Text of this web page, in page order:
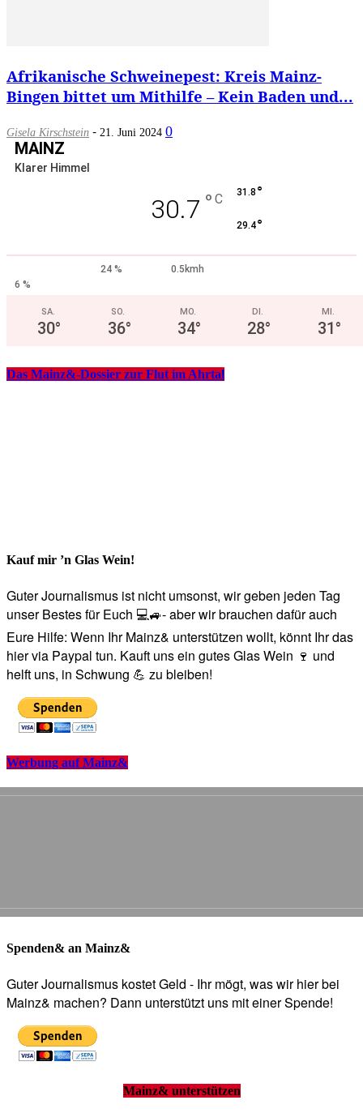
Afrikanische Schweinepest: Kreis Mainz-
Bingen bittet um Mithilfe – Kein Baden und...
Gisela Kirschstein - 21. Juni 2024 0
MAINZ
Klarer Himmel
30.7 ° C 31.8 °
29.4°
24 %
0.5kmh
6 %
SA.
30°
SO.
36°
MO.
34°
DI.
28°
MI.
31°
Das Mainz&-Dossier zur Flut im Ahrtal
Kauf mir ’n Glas Wein!
Guter Journalismus ist nicht umsonst, wir geben jeden Tag
unser Bestes für Euch 💻🚙- aber wir brauchen dafür auch
Eure Hilfe: Wenn Ihr Mainz& unterstützen wollt, könnt Ihr das
hier via Paypal tun. Kauft uns ein gutes Glas Wein 🍷 und
helft uns, in Schwung 💪 zu bleiben!
Werbung auf Mainz&
Spenden& an Mainz&
Guter Journalismus kostet Geld - Ihr mögt, was wir hier bei
Mainz& machen? Dann unterstützt uns mit einer Spende!
Mainz& unterstützen